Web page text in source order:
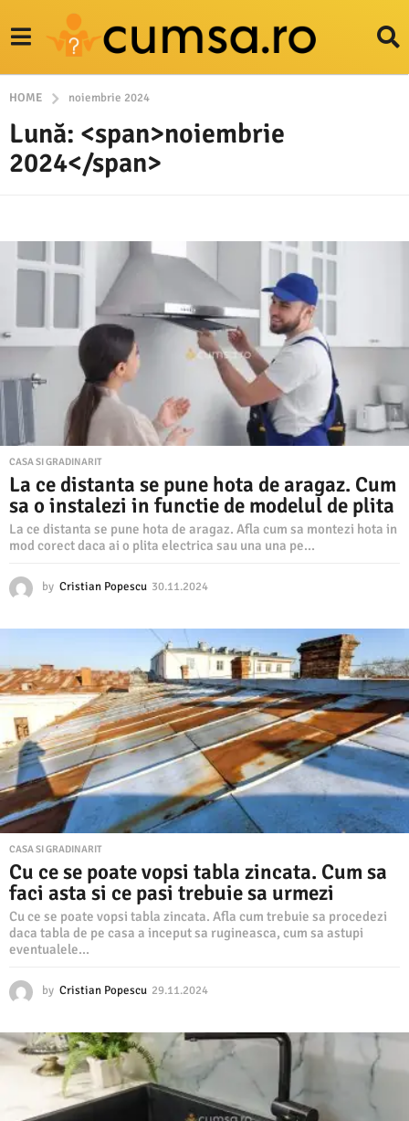
HOME noiembrie 2024
Lună: <span>noiembrie
2024</span>
CASA SI GRADINARIT
La ce distanta se pune hota de aragaz. Cum
sa o instalezi in functie de modelul de plita
La ce distanta se pune hota de aragaz. Afla cum sa montezi hota in
mod corect daca ai o plita electrica sau una una pe...
by Cristian Popescu 30.11.2024
1
.
2
0
2
4
CASA SI GRADINARIT
Cu ce se poate vopsi tabla zincata. Cum sa
faci asta si ce pasi trebuie sa urmezi
Cu ce se poate vopsi tabla zincata. Afla cum trebuie sa procedezi
daca tabla de pe casa a inceput sa rugineasca, cum sa astupi
eventualele...
by Cristian Popescu 29.11.2024
1
1
.
2
0